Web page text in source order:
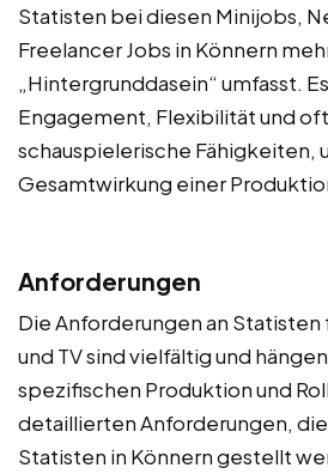
Statisten bei diesen Minijobs,
Freelancer Jobs in Könnern
„Hintergrunddasein“ umfasst.
Engagement, Flexibilität und
schauspielerische Fähigkeiten,
Gesamtwirkung einer
Anforderungen
Die Anforderungen an Statisten
und TV sind vielfältig und
spezifischen Produktion und
detaillierten Anforderungen,
Statisten in Könnern gestellt